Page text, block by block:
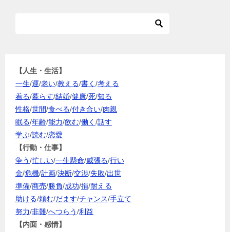
【人生・生活】
一生/運/老い/教える/書く /考える
着る/暮らす/結婚/健康/死/知る
性格/世間/食べる/付き合い/肉親
眠る/年齢/能力/飲む/働く /話す
学ぶ/読む/恋愛
【行動・仕事】
争う/忙しい/一生懸命/威張る/行い
金/危機/計画/決断/交渉/失敗/出世
準備/商売/勝負/成功/損/耐える
助ける/頼む/だます/チャンス/手立て
努力/非難/へつらう/利益
【内面・感情】